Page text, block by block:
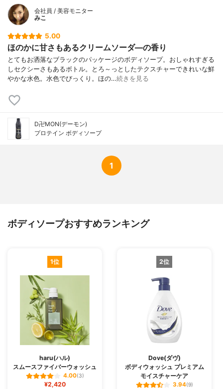
会社員 / 美容モニター
みこ
5.00
ほのかに甘さもあるクリームソーダ―の香り
とてもお洒落なブラックのパッケージのボディソープ。おしゃれすぎる
しセクシーさもあるボトル。とろ～っとしたテクスチャーできれいな鮮
やかな水色。水色でびっくり。ほの…続きを見る
D卍MON(デーモン)
プロテイン ボディソープ
1
ボディソープおすすめランキング
1位
haru(ハル)
スムースファイバーウォッシュ
4.00(3)
¥2,420
2位
Dove(ダヴ)
ボディウォッシュ プレミアム
モイスチャーケア
3.94(9)